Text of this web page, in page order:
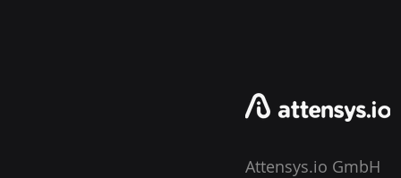
Attensys.io GmbH